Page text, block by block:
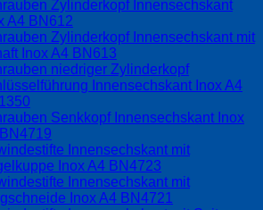
Zylinderkopf Innensechskant
A4 BN612
Zylinderkopf Innensechskant mit
Inox A4 BN613
niedriger Zylinderkopf
Innensechskant Inox A4
Senkkopf Innensechskant Inox
Innensechskant mit
Inox A4 BN4723
Innensechskant mit
Inox A4 BN4721